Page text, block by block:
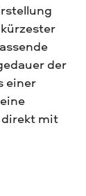
der
einer
direkt mit